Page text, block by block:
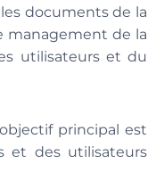
documents de la
management de la
utilisateurs et du
principal est
et des utilisateurs